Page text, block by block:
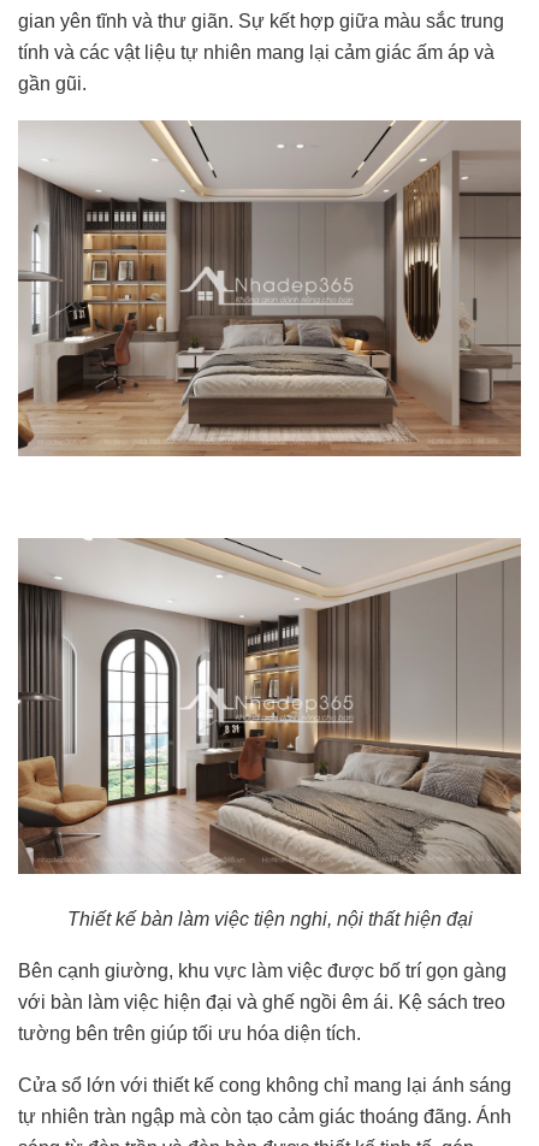
gian yên tĩnh và thư giãn. Sự kết hợp giữa màu sắc trung
tính và các vật liệu tự nhiên mang lại cảm giác ấm áp và
gần gũi.
Thiết kế bàn làm việc tiện nghi, nội thất hiện đại
Bên cạnh giường, khu vực làm việc được bố trí gọn gàng
với bàn làm việc hiện đại và ghế ngồi êm ái. Kệ sách treo
tường bên trên giúp tối ưu hóa diện tích.
Cửa sổ lớn với thiết kế cong không chỉ mang lại ánh sáng
tự nhiên tràn ngập mà còn tạo cảm giác thoáng đãng. Ánh